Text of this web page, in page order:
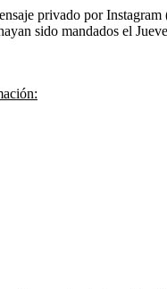
privado por
sido mandados el